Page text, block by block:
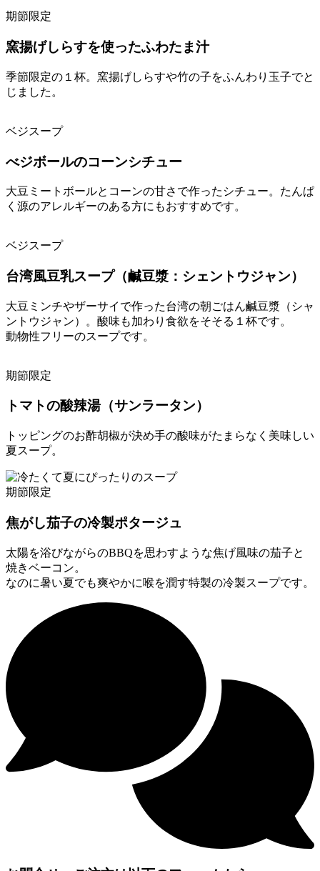
期節限定
窯揚げしらすを使ったふわたま汁
季節限定の１杯。窯揚げしらすや竹の子をふんわり玉子でと
じました。
ベジスープ
べジボールのコーンシチュー
大豆ミートボールとコーンの甘さで作ったシチュー。たんぱ
く源のアレルギーのある方にもおすすめです。
ベジスープ
台湾風豆乳スープ（鹹豆漿：シェントウジャン）
大豆ミンチやザーサイで作った台湾の朝ごはん鹹豆漿（シャ
ントウジャン）。酸味も加わり食欲をそそる１杯です。
動物性フリーのスープです。
期節限定
トマトの酸辣湯（サンラータン）
トッピングのお酢胡椒が決め手の酸味がたまらなく美味しい
夏スープ。
期節限定
焦がし茄子の冷製ポタージュ
太陽を浴びながらのBBQを思わすような焦げ風味の茄子と
焼きベーコン。
なのに暑い夏でも爽やかに喉を潤す特製の冷製スープです。